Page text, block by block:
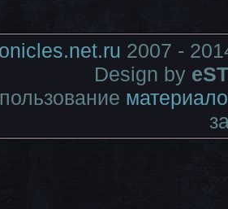
2007 -
Design by